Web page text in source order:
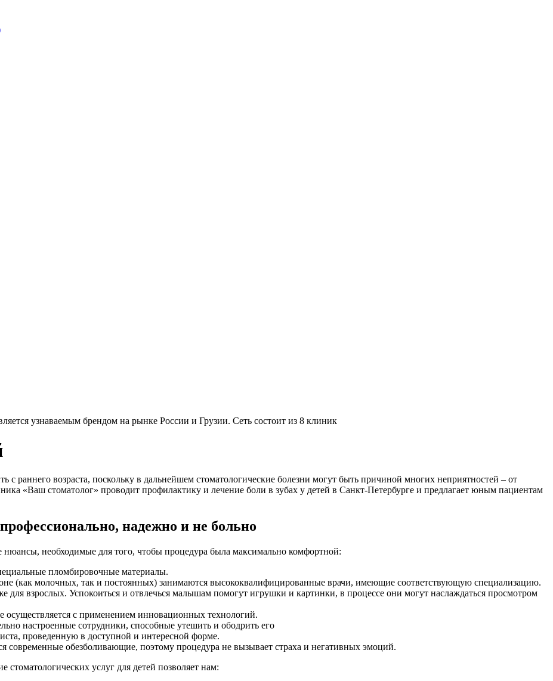
узнаваемым брендом на рынке России и Грузии. Сеть состоит из 8 клиник
с раннего возраста, поскольку в дальнейшем стоматологические болезни могут быть причиной многих неприятностей – от
«Ваш стоматолог» проводит профилактику и лечение боли в зубах у детей в Санкт-Петербурге и предлагает юным пациентам
надежно и не больно
нюансы, необходимые для того, чтобы процедура была максимально комфортной:
пломбировочные материалы.
(как молочных, так и постоянных) занимаются высококвалифицированные врачи, имеющие соответствующую специализацию.
для взрослых. Успокоиться и отвлечься малышам помогут игрушки и картинки, в процессе они могут наслаждаться просмотром
осуществляется с применением инновационных технологий.
настроенные сотрудники, способные утешить и ободрить его
проведенную в доступной и интересной форме.
современные обезболивающие, поэтому процедура не вызывает страха и негативных эмоций.
услуг для детей позволяет нам: